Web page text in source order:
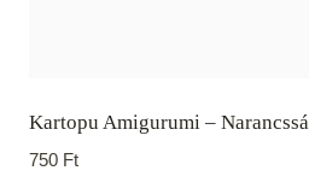
Kartopu Amigurumi –
750 Ft